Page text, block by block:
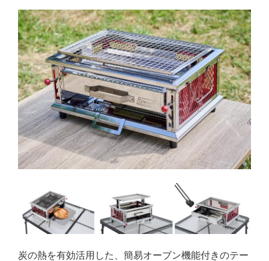
炭の熱を有効活用した、簡易オーブン機能付きのテー